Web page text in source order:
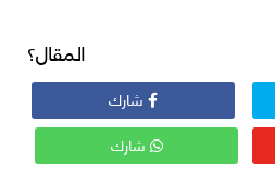
شارك
شارك